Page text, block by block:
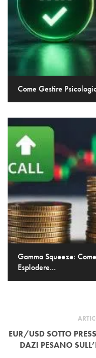
Come Gestire
Gamma Squeeze:
Esplodere...
EUR/USD SOTTO
DAZI PESANO